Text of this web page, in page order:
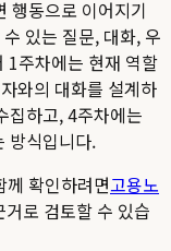
행동으로 이어지기
있는 질문, 대화, 우
1주차에는 현재 역할
와의 대화를 설계하
집하고, 4주차에는
방식입니다.
확인하려면고용노
로 검토할 수 있습